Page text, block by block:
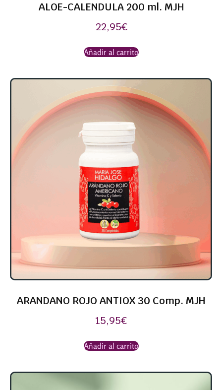
ALOE-CALENDULA 200 ml. MJH
22,95€
Añadir al carrito
ARANDANO ROJO ANTIOX 30 Comp. MJH
15,95€
Añadir al carrito